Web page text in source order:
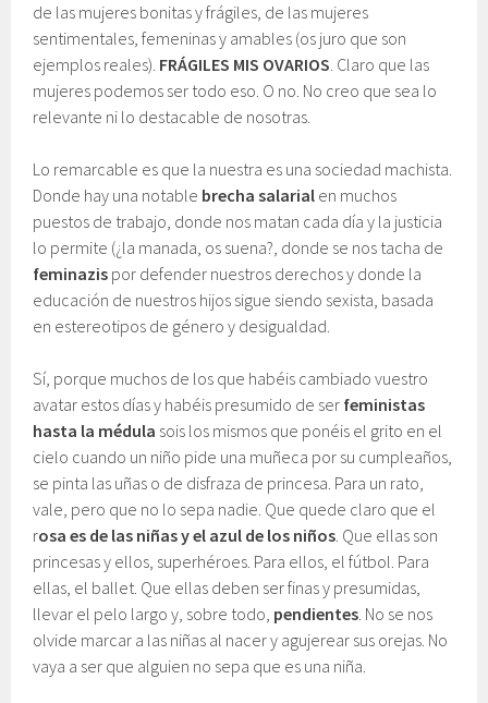
de las mujeres bonitas y frágiles, de las mujeres
sentimentales, femeninas y amables (os juro que son
ejemplos reales). FRÁGILES MIS OVARIOS. Claro que las
mujeres podemos ser todo eso. O no. No creo que sea lo
relevante ni lo destacable de nosotras.
Lo remarcable es que la nuestra es una sociedad machista.
Donde hay una notable brecha salarial en muchos
puestos de trabajo, donde nos matan cada día y la justicia
lo permite (¿la manada, os suena?, donde se nos tacha de
feminazis por defender nuestros derechos y donde la
educación de nuestros hijos sigue siendo sexista, basada
en estereotipos de género y desigualdad.
Sí, porque muchos de los que habéis cambiado vuestro
avatar estos días y habéis presumido de ser feministas
hasta la médula sois los mismos que ponéis el grito en el
cielo cuando un niño pide una muñeca por su cumpleaños,
se pinta las uñas o de disfraza de princesa. Para un rato,
vale, pero que no lo sepa nadie. Que quede claro que el
rosa es de las niñas y el azul de los niños. Que ellas son
princesas y ellos, superhéroes. Para ellos, el fútbol. Para
ellas, el ballet. Que ellas deben ser finas y presumidas,
llevar el pelo largo y, sobre todo, pendientes. No se nos
olvide marcar a las niñas al nacer y agujerear sus orejas. No
vaya a ser que alguien no sepa que es una niña.